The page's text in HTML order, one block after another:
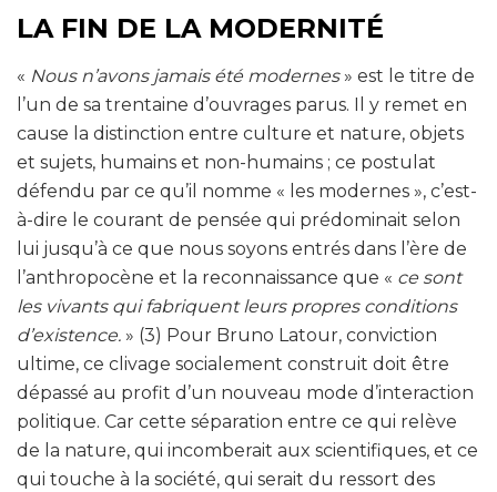
LA FIN DE LA MODERNITÉ
« Nous n’avons jamais été modernes» est le titre de
l’un de sa trentaine d’ouvrages parus. Il y remet en
cause la distinction entre culture et nature, objets
et sujets, humains et non-humains ; ce postulat
défendu par ce qu’il nomme « les modernes », c’est-
à-dire le courant de pensée qui prédominait selon
lui jusqu’à ce que nous soyons entrés dans l’ère de
l’anthropocène et la reconnaissance que « ce sont
les vivants qui fabriquent leurs propres conditions
d’existence. » (3) Pour Bruno Latour, conviction
ultime, ce clivage socialement construit doit être
dépassé au profit d’un nouveau mode d’interaction
politique. Car cette séparation entre ce qui relève
de la nature, qui incomberait aux scientifiques, et ce
qui touche à la société, qui serait du ressort des